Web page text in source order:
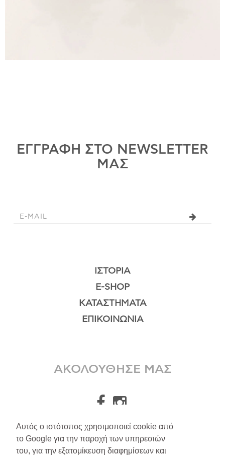
Αυτός ο ιστότοπος χρησιμοποιεί cookie από
το Google για την παροχή των υπηρεσιών
του, για την εξατομίκευση διαφημίσεων και
ΕΓΓΡΑΦΗ ΣΤΟ NEWSLETTER
ΜΑΣ
ΙΣΤΟΡΊΑ
E-SHOP
ΚΑΤΑΣΤΉΜΑΤΑ
ΕΠΙΚΟΙΝΩΝΊΑ
ΑΚΟΛΟΥΘΗΣΕ ΜΑΣ
A.Leondarakis 2026